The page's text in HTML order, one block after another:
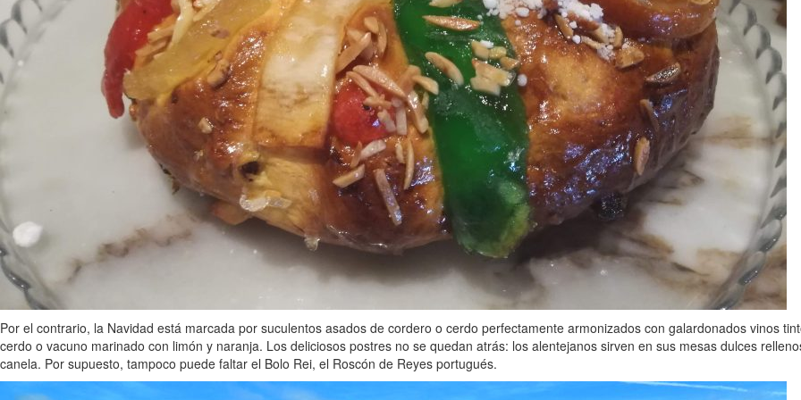
Por el contrario, la Navidad está marcada por suculentos asados de cordero o cerdo perfectamente armonizados con galardonados vinos
cerdo o vacuno marinado con limón y naranja. Los deliciosos postres no se quedan atrás: los alentejanos sirven en sus mesas dulces
canela. Por supuesto, tampoco puede faltar el Bolo Rei, el Roscón de Reyes portugués.